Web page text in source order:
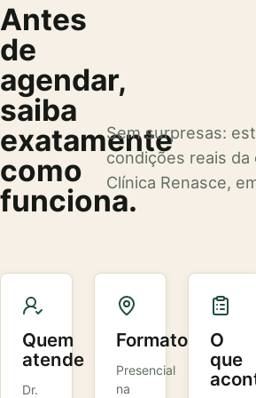
Antes
de
agendar,
saiba
exatamente
como
funciona.
Sem surpresas:
condições reais da
Clínica Renasce,
Quem
atende
Dr.
Formato
Presencial
na
O
que